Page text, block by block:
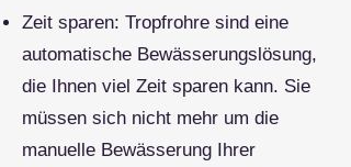
Zeit sparen: Tropfrohre sind eine
automatische Bewässerungslösung,
die Ihnen viel Zeit sparen kann. Sie
müssen sich nicht mehr um die
manuelle Bewässerung Ihrer